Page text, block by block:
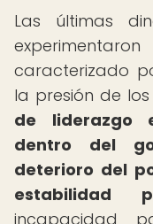
Las últimas
caracterizado
la presión de
de liderazgo
dentro del
deterioro del
estabilidad
incapacidad